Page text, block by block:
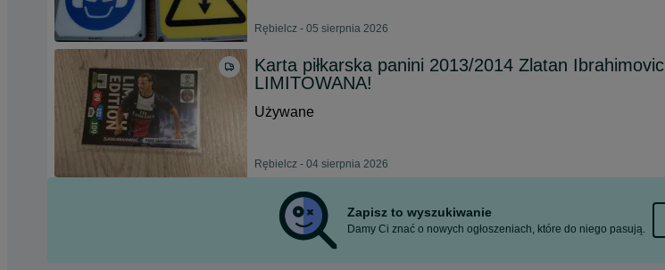
Rębielcz - 05 sierpnia 2026
Karta piłkarska panini 2013/2014 Zlatan Ibrahimovic
LIMITOWANA!
Używane
Rębielcz - 04 sierpnia 2026
Zapisz to wyszukiwanie
Damy Ci znać o nowych ogłoszeniach, które do niego pasują.